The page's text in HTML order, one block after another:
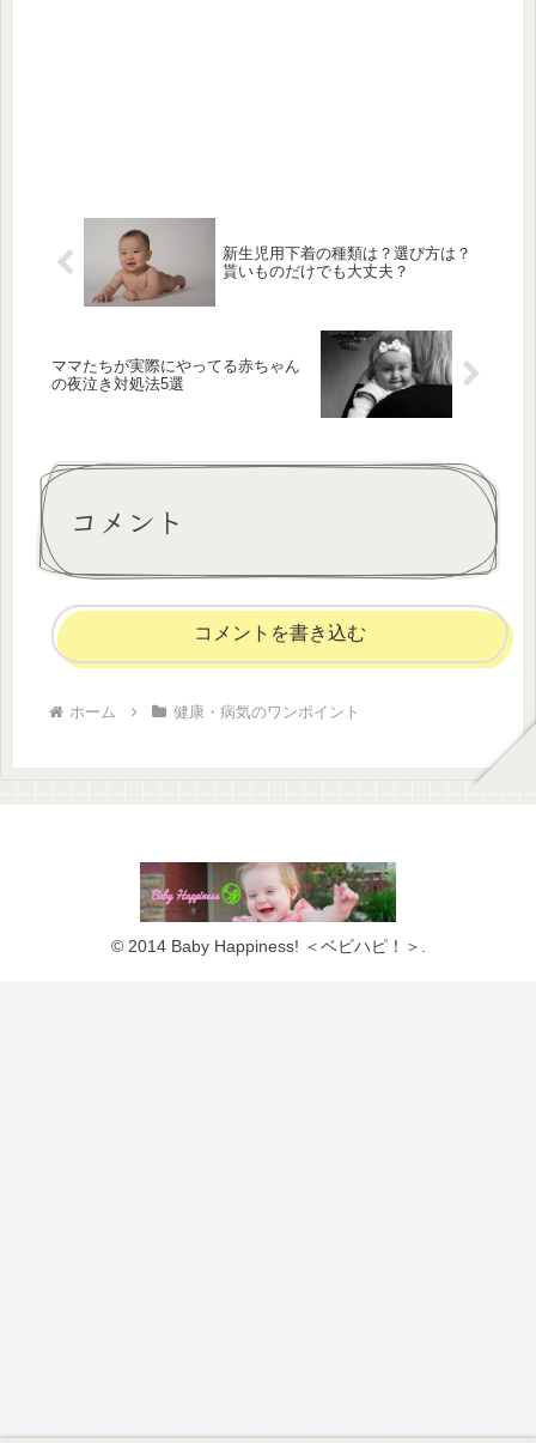
新生児用下着の種類は？選び方は？
貰いものだけでも大丈夫？
ママたちが実際にやってる赤ちゃん
の夜泣き対処法5選
コメント
コメントを書き込む
ホーム 健康・病気のワンポイント
© 2014 Baby Happiness! ＜ベビハピ！＞.